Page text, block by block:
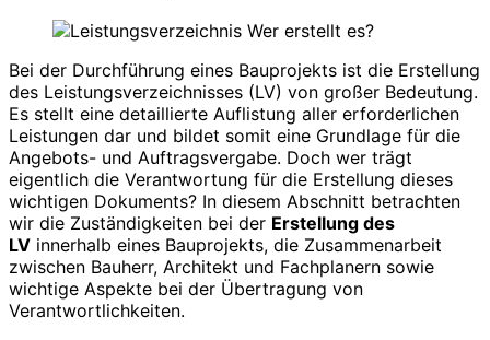
Bei der Durchführung eines Bauprojekts ist die Erstellung
des Leistungsverzeichnisses (LV) von großer Bedeutung.
Es stellt eine detaillierte Auflistung aller erforderlichen
Leistungen dar und bildet somit eine Grundlage für die
Angebots- und Auftragsvergabe. Doch wer trägt
eigentlich die Verantwortung für die Erstellung dieses
wichtigen Dokuments? In diesem Abschnitt betrachten
wir die Zuständigkeiten bei der Erstellung des
LV innerhalb eines Bauprojekts, die Zusammenarbeit
zwischen Bauherr, Architekt und Fachplanern sowie
wichtige Aspekte bei der Übertragung von
Verantwortlichkeiten.